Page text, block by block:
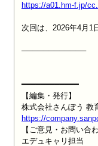
https://a01.hm-f.jp/
次回は、2026年4月1
────────────
━━━━━━━━━━━━
【編集・発行】
https://
【ご意見・お問い合わ
エデュキャリ担当